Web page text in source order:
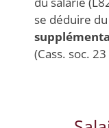
se déduire du
(Cass. soc.